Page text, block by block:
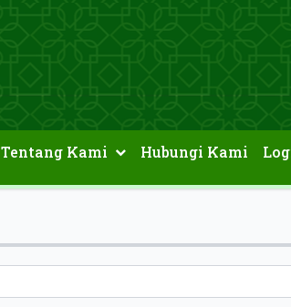
Tentang Kami Hubungi Kami